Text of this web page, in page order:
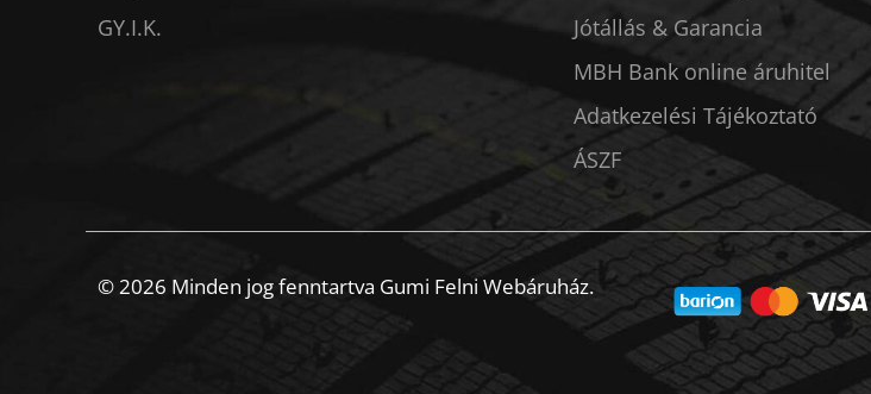
GY.I.K.
Jótállás & Garancia
MBH Bank online áruhitel
Adatkezelési Tájékoztató
ÁSZF
© 2026 Minden jog fenntartva Gumi Felni Webáruház.